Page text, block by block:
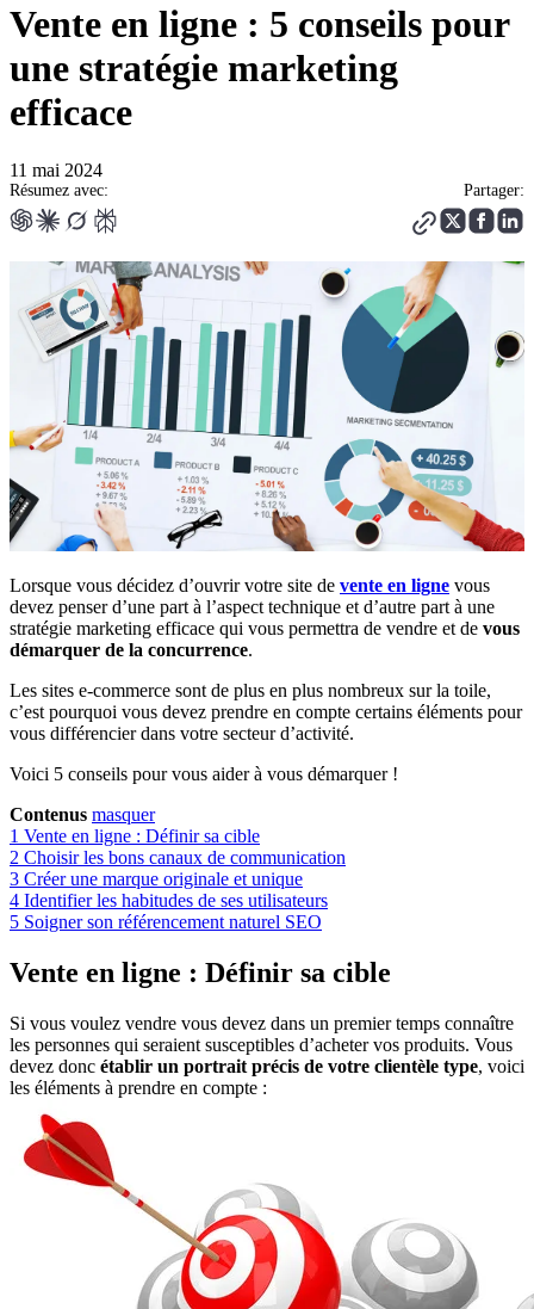
Vente en ligne : 5 conseils pour
une stratégie marketing
efficace
11 mai 2024
Résumez avec: Partager:
Lorsque vous décidez d’ouvrir votre site de vente en ligne vous
devez penser d’une part à l’aspect technique et d’autre part à une
stratégie marketing efficace qui vous permettra de vendre et de vous
démarquer de la concurrence.
Les sites e-commerce sont de plus en plus nombreux sur la toile,
c’est pourquoi vous devez prendre en compte certains éléments pour
vous différencier dans votre secteur d’activité.
Voici 5 conseils pour vous aider à vous démarquer !
Contenus masquer
1 Vente en ligne : Définir sa cible
2 Choisir les bons canaux de communication
3 Créer une marque originale et unique
4 Identifier les habitudes de ses utilisateurs
5 Soigner son référencement naturel SEO
Vente en ligne : Définir sa cible
Si vous voulez vendre vous devez dans un premier temps connaître
les personnes qui seraient susceptibles d’acheter vos produits. Vous
devez donc établir un portrait précis de votre clientèle type, voici
les éléments à prendre en compte :